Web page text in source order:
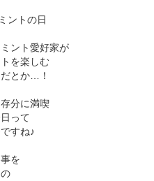
ントの日
ント愛好家が
を楽しむ
とか…！
分に満喫
って
すね♪
を